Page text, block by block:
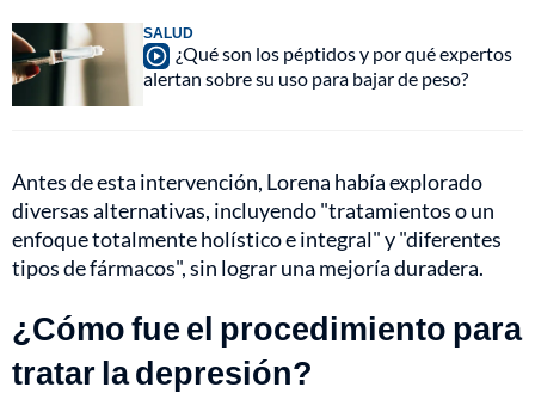
SALUD
¿Qué son los péptidos y por qué expertos
alertan sobre su uso para bajar de peso?
Antes de esta intervención, Lorena había explorado
diversas alternativas, incluyendo "tratamientos o un
enfoque totalmente holístico e integral" y "diferentes
tipos de fármacos", sin lograr una mejoría duradera.
¿Cómo fue el procedimiento para
tratar la depresión?